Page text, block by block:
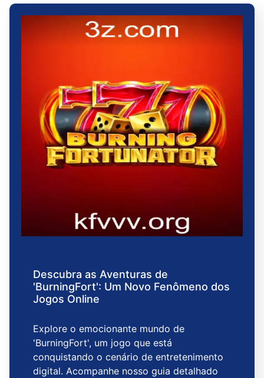
Descubra as Aventuras de
'BurningFort': Um Novo Fenômeno dos
Jogos Online
Explore o emocionante mundo de
'BurningFort', um jogo que está
conquistando o cenário de entretenimento
digital. Acompanhe nosso guia detalhado